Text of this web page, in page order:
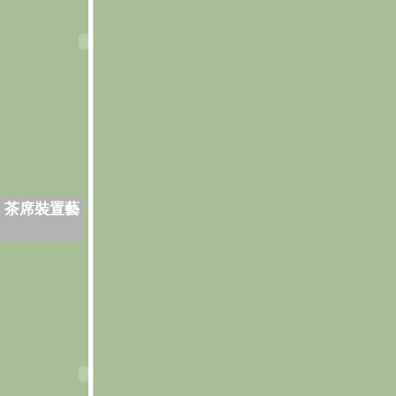
席裝置藝